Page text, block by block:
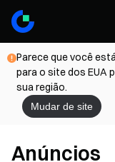
Parece que você
para o site dos EUA
sua região.
Mudar de site
Anúncios